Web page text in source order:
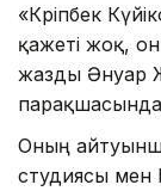
«Кәріпбек
қажеті жоқ,
жазды Әнуар
Оның
студиясы мен